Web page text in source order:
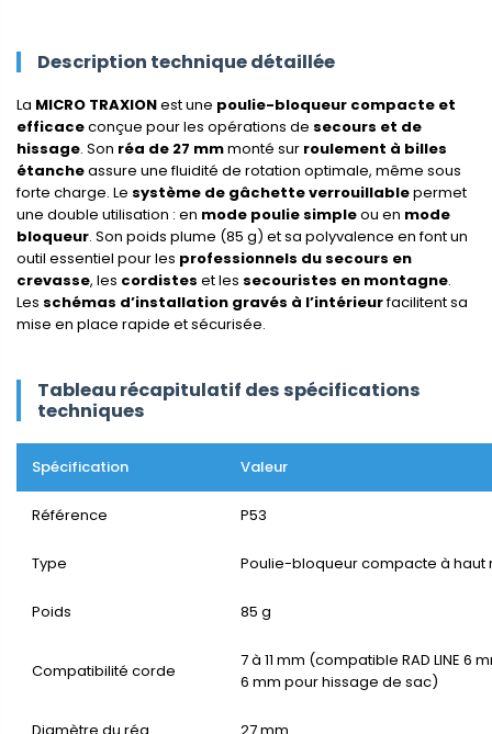
Description technique détaillée
La MICRO TRAXIONest une poulie-bloqueur compacte et
efficaceconçue pour les opérations de secours et de
hissage. Son réa de 27 mmmonté sur roulement à billes
étancheassure une fluidité de rotation optimale, même sous
forte charge. Le système de gâchette verrouillablepermet
une double utilisation : en mode poulie simpleou en mode
bloqueur. Son poids plume (85 g) et sa polyvalence en font un
outil essentiel pour les professionnels du secours en
crevasse, les cordistes et les secouristes en montagne.
Les schémas d’installation gravés à l’intérieurfacilitent sa
mise en place rapide et sécurisée.
Tableau récapitulatif des spécifications
techniques
Spécification Valeur
Référence P53
Type Poulie-bloqueur compacte à haut
Poids 85 g
Compatibilité corde
7 à 11 mm (compatible RAD LINE 6
6 mm pour hissage de sac)